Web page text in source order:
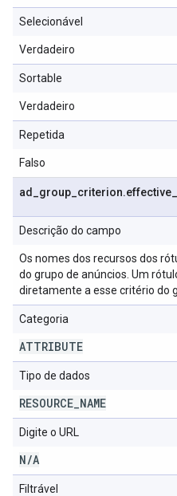
Selecionável
Verdadeiro
Sortable
Verdadeiro
Repetida
Falso
ad group criterion.effective
Descrição do campo
Os nomes dos recursos dos
do grupo de anúncios. Um
diretamente a esse critério do
Categoria
ATTRIBUTE
Tipo de dados
RESOURCE NAME
Digite o URL
N/A
Filtrável